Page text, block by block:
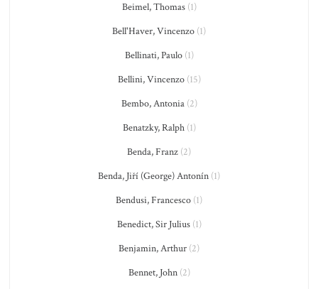
Beimel, Thomas(1)
Bell'Haver, Vincenzo (1)
Bellinati, Paulo(1)
Bellini, Vincenzo(15)
Bembo, Antonia(2)
Benatzky, Ralph(1)
Benda, Franz (2)
Benda, Jiří (George) Antonín (1)
Bendusi, Francesco (1)
Benedict, Sir Julius(1)
Benjamin, Arthur (2)
Bennet, John(2)